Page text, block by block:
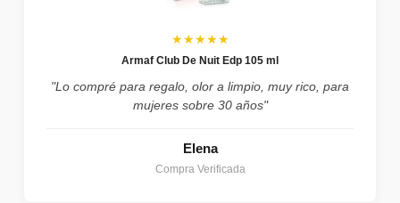
★★★★★
Armaf Club De Nuit Edp 105 ml
"Lo compré para regalo, olor a limpio, muy rico, para
mujeres sobre 30 años"
Elena
Compra Verificada